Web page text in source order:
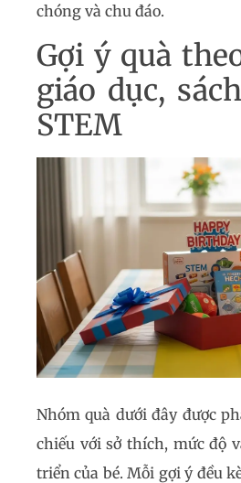
chóng và chu đáo.
Gợi ý quà
giáo dục,
STEM
Nhóm quà dưới đây được
chiếu với sở thích, mức độ
triển của bé. Mỗi gợi ý đều